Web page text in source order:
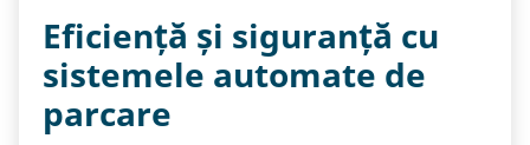
Eficiență și siguranță cu
sistemele automate de
parcare